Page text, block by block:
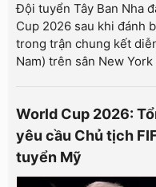
Đội tuyển Tây Ban Nha
Cup 2026 sau khi đánh
trong trận chung kết
Nam) trên sân New
World Cup 2026:
yêu cầu Chủ tịch
tuyển Mỹ